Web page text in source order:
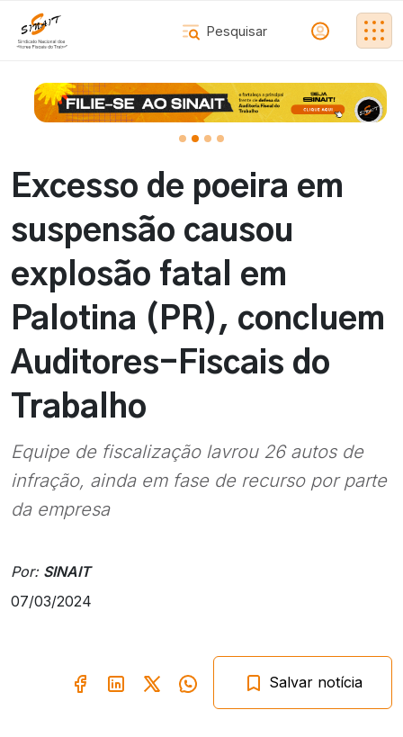
Excesso de poeira em
suspensão causou
explosão fatal em
Palotina (PR), concluem
Auditores-Fiscais do
Trabalho
Equipe de fiscalização lavrou 26 autos de
infração, ainda em fase de recurso por parte
da empresa
Por: SINAIT
07/03/2024
Salvar notícia